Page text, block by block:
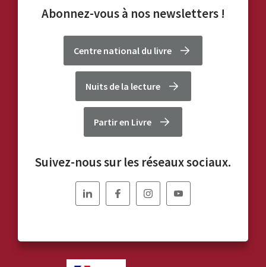
Abonnez-vous à nos newsletters!
Centre national du livre
Nuits de la lecture
Partir en Livre
Suivez-nous sur les réseaux sociaux.
Nous
Nous
Nous
Nous